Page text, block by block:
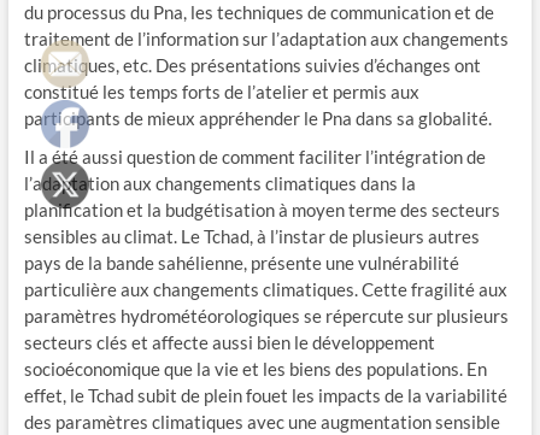
du processus du Pna, les techniques de communication et de
traitement de l’information sur l’adaptation aux changements
climatiques, etc. Des présentations suivies d’échanges ont
constitué les temps forts de l’atelier et permis aux
participants de mieux appréhender le Pna dans sa globalité.
Il a été aussi question de comment faciliter l’intégration de
l’adaptation aux changements climatiques dans la
planification et la budgétisation à moyen terme des secteurs
sensibles au climat. Le Tchad, à l’instar de plusieurs autres
pays de la bande sahélienne, présente une vulnérabilité
particulière aux changements climatiques. Cette fragilité aux
paramètres hydrométéorologiques se répercute sur plusieurs
secteurs clés et affecte aussi bien le développement
socioéconomique que la vie et les biens des populations. En
effet, le Tchad subit de plein fouet les impacts de la variabilité
des paramètres climatiques avec une augmentation sensible